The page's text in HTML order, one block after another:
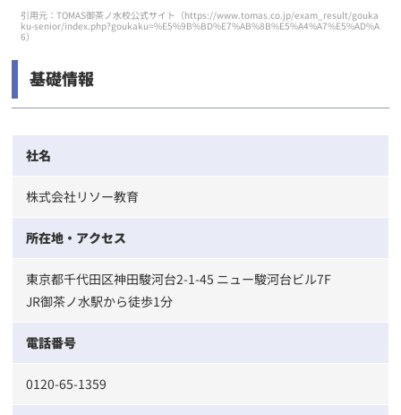
引用元：TOMAS御茶ノ水校公式サイト（https://www.tomas.co.jp/exam_result/gouka
ku-senior/index.php?goukaku=%E5%9B%BD%E7%AB%8B%E5%A4%A7%E5%AD%A
6）
基礎情報
社名
株式会社リソー教育
所在地・アクセス
東京都千代田区神田駿河台2-1-45 ニュー駿河台ビル7F
JR御茶ノ水駅から徒歩1分
電話番号
0120-65-1359